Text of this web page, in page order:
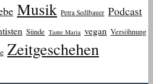
Musik Petra Sedlbauer Podcast
Sünde Tante Maria vegan Versöhnung
Zeitgeschehen